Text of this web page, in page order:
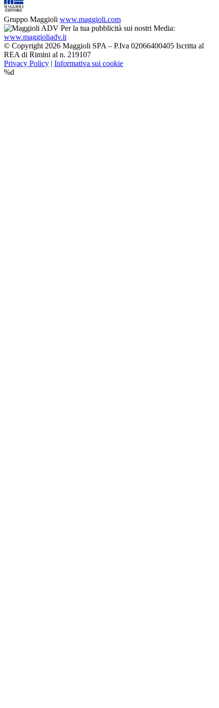
Gruppo Maggioli www.maggioli.com
Per la tua pubblicità sui nostri Media:
www.maggioliadv.it
© Copyright 2026 Maggioli SPA – P.Iva 02066400405 Iscritta al
REA di Rimini al n. 219107
Privacy Policy
Informativa sui cookie
%d